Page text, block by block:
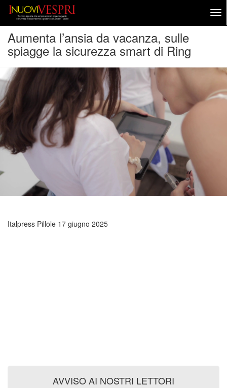
Aumenta l’ansia da vacanza, sulle
spiagge la sicurezza smart di Ring
Italpress Pillole 17 giugno 2025
AVVISO AI NOSTRI LETTORI